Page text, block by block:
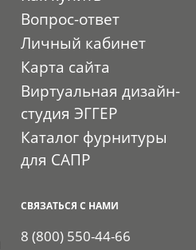
Вопрос-ответ
Личный кабинет
Карта сайта
Виртуальная дизайн-
студия ЭГГЕР
Каталог фурнитуры
для САПР
СВЯЗАТЬСЯ С НАМИ
8 (800) 550-44-66